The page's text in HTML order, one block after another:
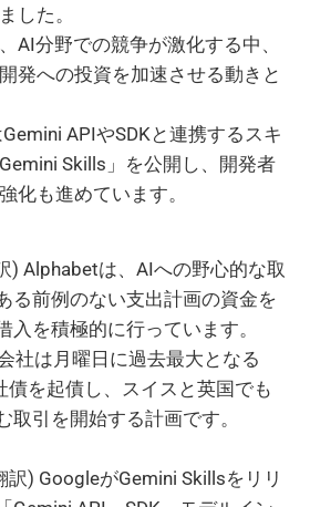
した。
AI分野での競争が激化する中、
発への投資を加速させる動きと
APIやSDKと連携するスキ
Skills」を公開し、開発者
化も進めています。
) Alphabetは、AIへの野心的な取
る前例のない支出計画の資金を
入を積極的に行っています。
社は月曜日に過去最大となる
を起債し、スイスと英国でも
取引を開始する計画です。
訳) GoogleがGemini Skillsをリリ